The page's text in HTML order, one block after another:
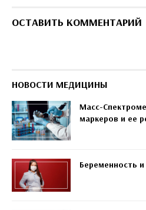
ОСТАВИТЬ КОММЕНТАРИЙ
НОВОСТИ МЕДИЦИНЫ
Масс-
маркеров и ее
Беременность